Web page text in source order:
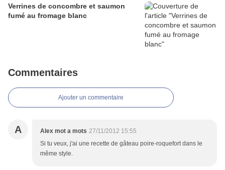
Verrines de concombre et saumon
fumé au fromage blanc
Commentaires
Ajouter un commentaire
A Alex mot a mots 27/11/2012 15:55
Si tu veux, j'ai une recette de gâteau poire-roquefort dans le
même style.